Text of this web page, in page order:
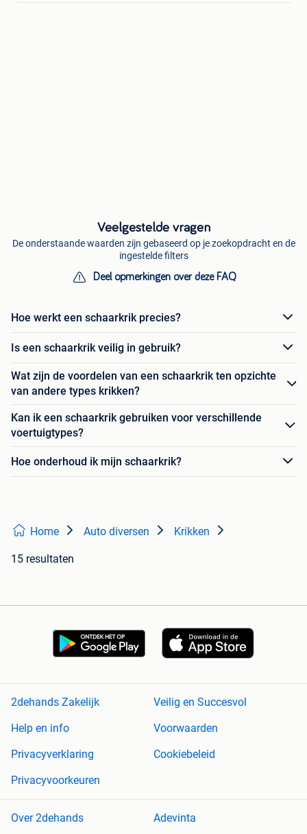
Veelgestelde vragen
De onderstaande waarden zijn gebaseerd op je zoekopdracht en de
ingestelde filters
Deel opmerkingen over deze FAQ
Hoe werkt een schaarkrik precies?
Is een schaarkrik veilig in gebruik?
Wat zijn de voordelen van een schaarkrik ten opzichte
van andere types krikken?
Kan ik een schaarkrik gebruiken voor verschillende
voertuigtypes?
Hoe onderhoud ik mijn schaarkrik?
Home Auto diversen Krikken
15 resultaten
2dehands Zakelijk
Veilig en Succesvol
Help en info
Voorwaarden
Privacyverklaring
Cookiebeleid
Privacyvoorkeuren
Over 2dehands Adevinta